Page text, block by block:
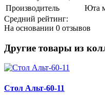
Производитель
Юта
Средний рейтинг:
На основании 0 отзывов
Другие товары из
Стол Альт-60-11